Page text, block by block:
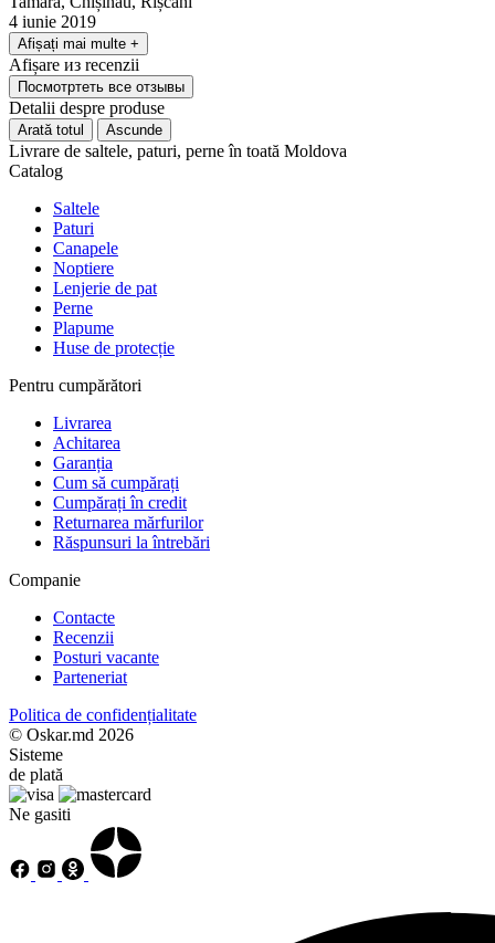
4 iunie 2019
Afișați mai multe +
Afișare из recenzii
Посмотртеть все отзывы
Detalii despre produse
Arată totul Ascunde
Livrare de saltele, paturi, perne în toată Moldova
Catalog
Saltele
Paturi
Canapele
Noptiere
Lenjerie de pat
Perne
Plapume
Huse de protecție
Pentru cumpărători
Livrarea
Achitarea
Garanția
Cum să cumpărați
Cumpărați în credit
Returnarea mărfurilor
Răspunsuri la întrebări
Companie
Contacte
Recenzii
Posturi vacante
Parteneriat
Politica de confidențialitate
© Oskar.md 2026
Sisteme
de plată
Ne gasiti